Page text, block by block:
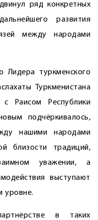
ряд конкретных
развития
между народами
­Лидера туркменского
Туркменистана
с Раисом Республики
подчёркивалось,
нашими народами
близости традиций,
уважении, а
выступают
уровне.
в таких